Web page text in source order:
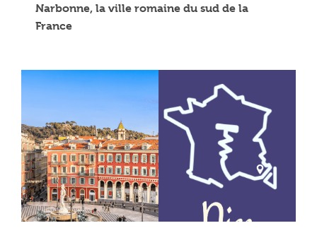
Narbonne, la ville romaine du sud de la
France